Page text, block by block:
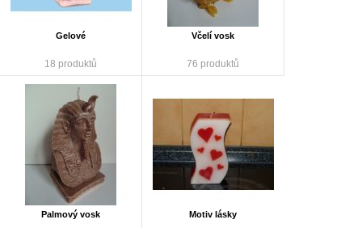
Gelové
18 produktů
Včelí vosk
76 produktů
Palmový vosk Motiv lásky